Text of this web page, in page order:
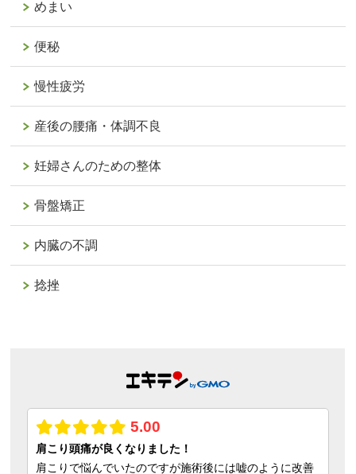
めまい
便秘
慢性疲労
産後の腰痛・体調不良
妊婦さんのための整体
骨盤矯正
内臓の不調
捻挫